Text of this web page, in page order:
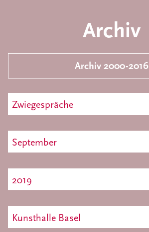
Archiv
Archiv 2000-2016
Zwiegespräche
September
2019
Kunsthalle Basel